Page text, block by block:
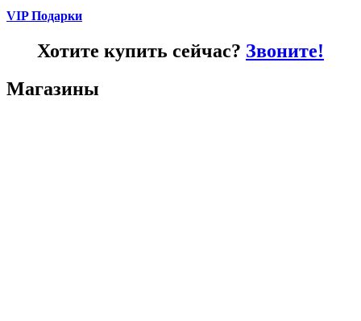
VIP Подарки
Хотите купить сейчас? Звоните!
Магазины